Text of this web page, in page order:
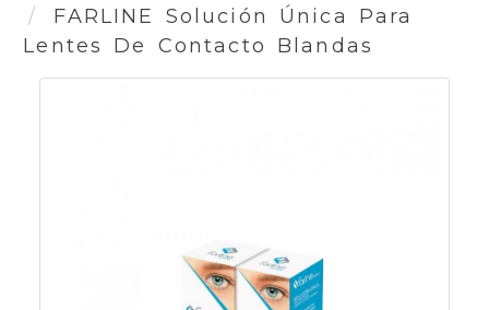
FARLINE Solución Única Para
Lentes De Contacto Blandas